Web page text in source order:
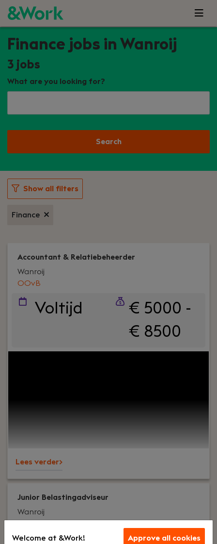
Finance jobs in Wanroij
3 jobs
What are you looking for?
Search
Show all filters
Finance
Accountant & Relatiebeheerder
OOvB
Wanroij
Voltijd
€ 5000 -
€ 8500
Lees verder>
Junior Belastingadviseur
Wanroij
Welcome at &Work! Approve all cookies